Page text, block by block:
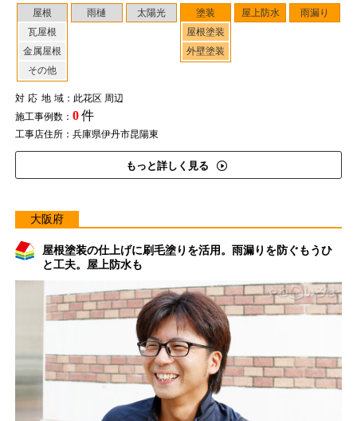
屋根
瓦屋根
金属屋根
その他
雨樋 太陽光
塗装
屋根塗装
外壁塗装
屋上防水 雨漏り
対応地域：此花区 周辺
施工事例数： 0件
工事店住所：兵庫県伊丹市昆陽東
もっと詳しく見る
大阪府
屋根塗装の仕上げに刷毛塗りを活用。雨漏りを防ぐもうひ
と工夫。屋上防水も